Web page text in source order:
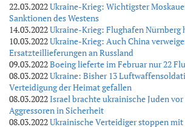
22.03.2022Ukraine-Krieg: Wichtigster
Sanktionen des Westens
14.03.2022Ukraine-Krieg: Flughafen
10.03.2022Ukraine-Krieg: Auch China
Ersatzteillieferungen an Russland
09.03.2022Boeing lieferte im Februar nur 22
08.03.2022Ukraine: Bisher 13
Verteidigung der Heimat gefallen
08.03.2022Israel brachte ukrainische Juden
Aggressoren in Sicherheit
08.03.2022Ukrainische Verteidiger stoppen